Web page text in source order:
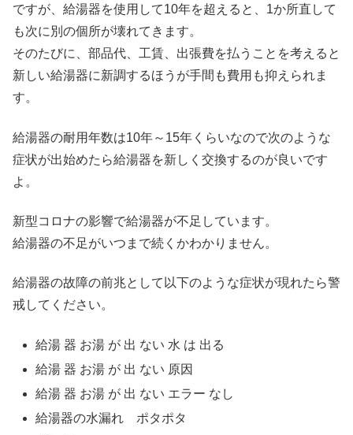
ですが、給湯器を使用して10年を超えると、1か所直して
も次に別の個所が壊れてきます。
そのたびに、部品代、工賃、出張費を払うことを考えると
新しい給湯器に新調するほうが手間も費用も抑えられま
す。
給湯器の耐用年数は10年～15年くらいなので次のような
症状が出始めたら給湯器を新しく交換するのが良いです
よ。
新型コロナの影響で給湯器が不足しています。
給湯器の不足がいつまで続くかわかりません。
給湯器の故障の前兆として以下のような症状が現れたら警
戒してください。
給湯 器 お湯 が 出 ない 水 は 出る
給湯 器 お湯 が 出 ない 原因
給湯 器 お湯 が 出 ない エラー なし
給湯器の水漏れ ポタポタ